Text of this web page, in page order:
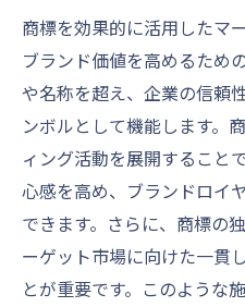
商標を効果的に活用したマ
ブランド価値を高めるため
や名称を超え、企業の信頼
ンボルとして機能します。
ィング活動を展開すること
心感を高め、ブランドロイ
できます。さらに、商標の
ーゲット市場に向けた一貫
とが重要です。このような